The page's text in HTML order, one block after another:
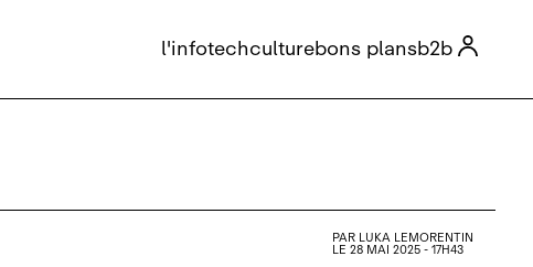

l'infotechculturebons plansb2b
PAR LUKA LEMORENTIN
LE 28 MAI 2025 - 17H43